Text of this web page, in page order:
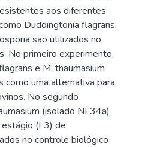
aos diferentes
Duddingtonia flagrans,
são utilizados no
No primeiro experimento,
e M. thaumasium
como uma alternativa para
No segundo
(isolado NF34a)
(L3) de
no controle biológico